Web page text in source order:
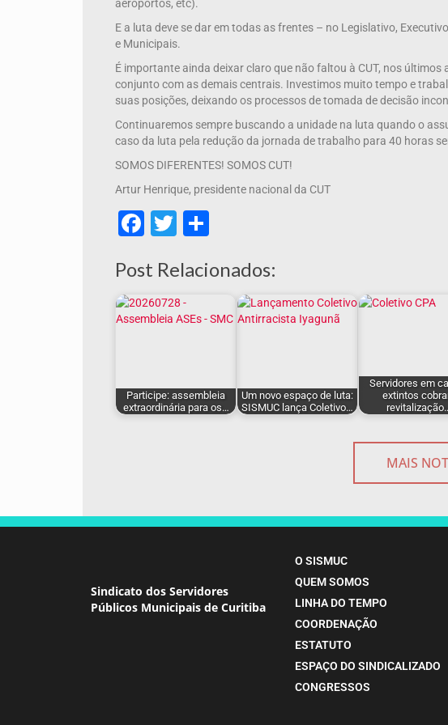
aeroportos, etc).
E a luta deve se dar em todas as frentes – no Legislativo,
e Municipais.
É importante ainda deixar claro que não faltou à CUT, nos
conjunto com as demais centrais. Investimos muito tempo e
suas posições, deixando os processos de tomada de decisão
Continuaremos sempre buscando a unidade na luta quando o
caso da luta pela redução da jornada de trabalho para 40 horas
SOMOS DIFERENTES! SOMOS CUT!
Artur Henrique, presidente nacional da CUT
Facebook
Twitter
Post Relacionados:
Participe: assembleia
extraordinária para os…
Um novo espaço de luta:
SISMUC lança Coletivo…
Servidores em
extintos
MAIS
Sindicato dos Servidores
Públicos Municipais de Curitiba
O SISMUC
QUEM SOMOS
LINHA DO TEMPO
COORDENAÇÃO
ESTATUTO
ESPAÇO DO SINDICALIZADO
CONGRESSOS